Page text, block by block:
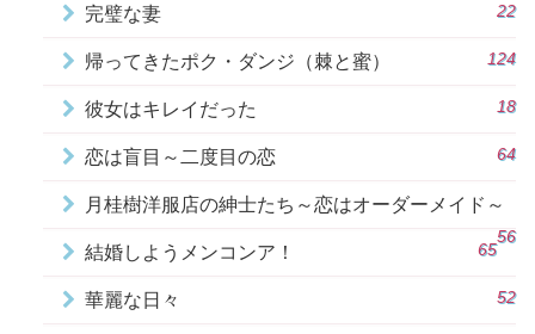
完璧な妻 22
帰ってきたポク・ダンジ（棘と蜜） 124
彼女はキレイだった 18
恋は盲目～二度目の恋 64
月桂樹洋服店の紳士たち～恋はオーダーメイド～
56
結婚しようメンコンア！ 65
華麗な日々 52